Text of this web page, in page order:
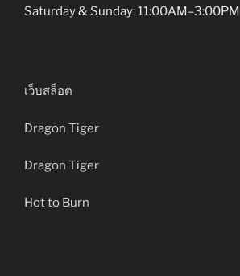
Saturday & Sunday: 11:00AM–3:00PM
เว็บสล็อต
Dragon Tiger
Dragon Tiger
Hot to Burn